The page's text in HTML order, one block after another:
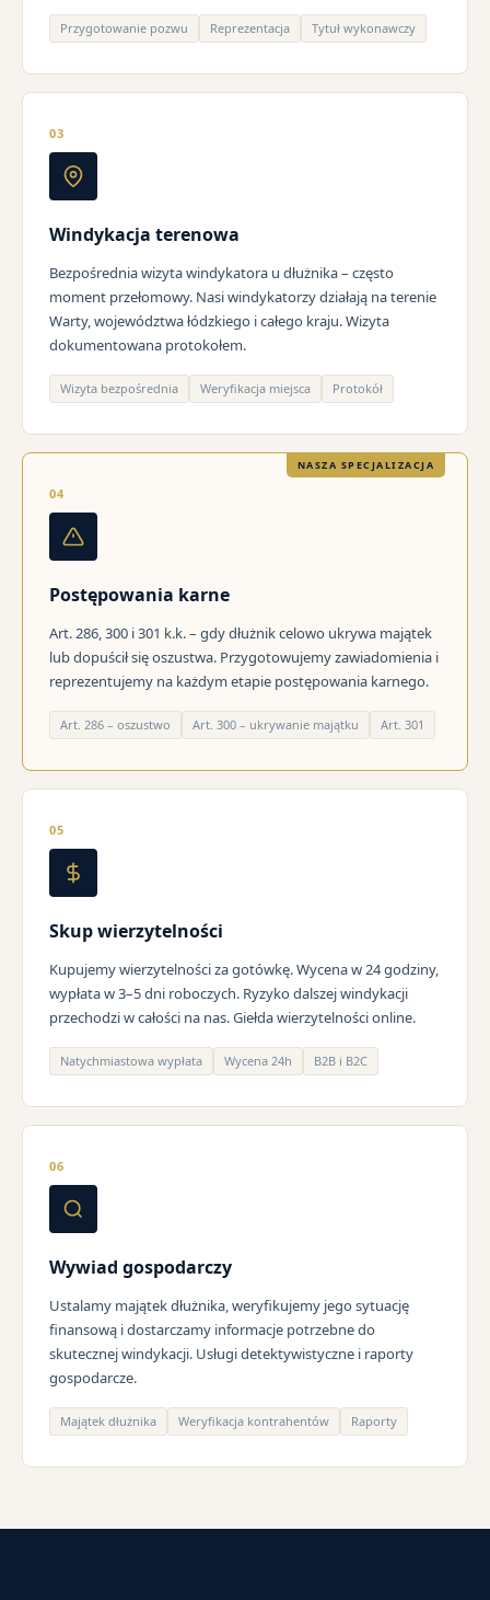
Przygotowanie pozwu Reprezentacja Tytuł wykonawczy
03
Windykacja terenowa
Bezpośrednia wizyta windykatora u dłużnika – często
moment przełomowy. Nasi windykatorzy działają na terenie
Warty, województwa łódzkiego i całego kraju. Wizyta
dokumentowana protokołem.
Wizyta bezpośrednia Weryfikacja miejsca Protokół
NASZA SPECJALIZACJA
04
Postępowania karne
Art. 286, 300 i 301 k.k. – gdy dłużnik celowo ukrywa majątek
lub dopuścił się oszustwa. Przygotowujemy zawiadomienia i
reprezentujemy na każdym etapie postępowania karnego.
Art. 286 – oszustwo Art. 300 – ukrywanie majątku Art. 301
05
Skup wierzytelności
Kupujemy wierzytelności za gotówkę. Wycena w 24 godziny,
wypłata w 3–5 dni roboczych. Ryzyko dalszej windykacji
przechodzi w całości na nas. Giełda wierzytelności online.
Natychmiastowa wypłata Wycena 24h B2B i B2C
06
Wywiad gospodarczy
Ustalamy majątek dłużnika, weryfikujemy jego sytuację
finansową i dostarczamy informacje potrzebne do
skutecznej windykacji. Usługi detektywistyczne i raporty
gospodarcze.
Majątek dłużnika Weryfikacja kontrahentów Raporty